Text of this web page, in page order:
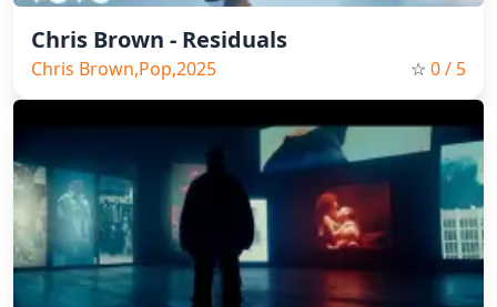
Chris Brown - Residuals
Chris Brown,Pop,2025 ☆ 0/ 5